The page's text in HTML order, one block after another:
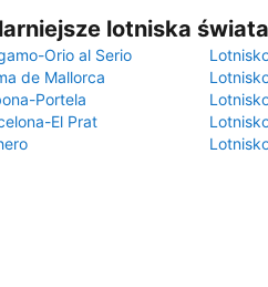
lotniska świata
Orio al Serio
de Mallorca
Portela
El Prat